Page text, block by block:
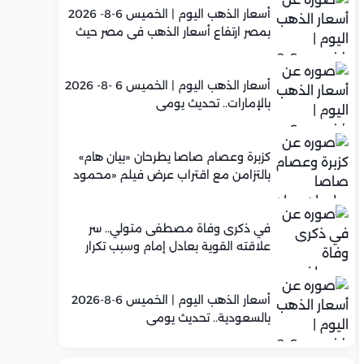
أسعار الذهب اليوم | الخميس 6-8- 2026
بمصر ارتفاع أسعار الذهب في مصر حيث
أسعار الذهب اليوم | الخميس 6 -8- 2026
بالإمارات.. تحديث يومي
كزبرة وعصام صاصا يطرحان «بيان هام»
بالتزامن مع اقتراب عرض فيلم «محمود
في ذكرى وفاة مصطفى متولي.. سر
علاقته القوية بعادل إمام وسبب تكرار
أسعار الذهب اليوم | الخميس 6-8-2026
بالسعودية.. تحديث يومي